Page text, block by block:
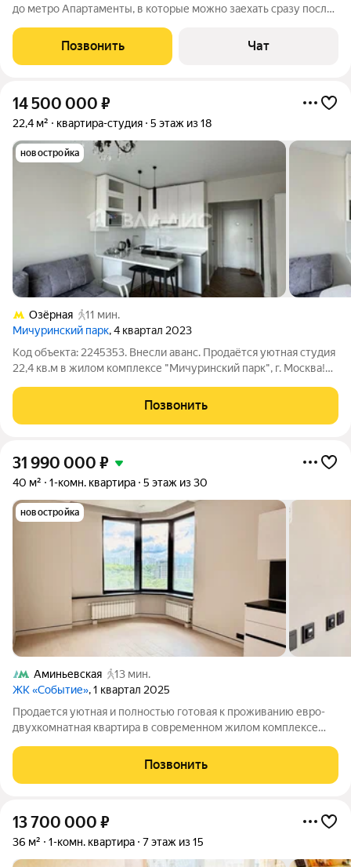
до метро Апартаменты, в которые можно заехать сразу после
владения. Площадь 27 м Этаж 5 Вид на город До метро
Позвонить Чат
14 500 000 ₽
22,4 м² квартира-студия 5 этаж из 18
новостройка
Озёрная
11 мин.
Мичуринский парк, 4 квартал 2023
Код объекта: 2245353. Внесли аванс. Продаётся уютная студия
22,4 кв.м в жилом комплексе "Мичуринский парк", г. Москва!
транспортная доступность: удобный выезд на МКАД, рядом
Мичуринский проспект
Позвонить
31 990 000 ₽
40 м² 1-комн. квартира 5 этаж из 30
новостройка
Аминьевская
13 мин.
ЖК «Событие», 1 квартал 2025
Продается уютная и полностью готовая к проживанию евро-
двухкомнатная квартира в современном жилом комплексе
Квартира расположена на 5 этаже, благодаря чему из окон
открываются приятные виды и в
Позвонить
13 700 000 ₽
36 м² 1-комн. квартира 7 этаж из 15